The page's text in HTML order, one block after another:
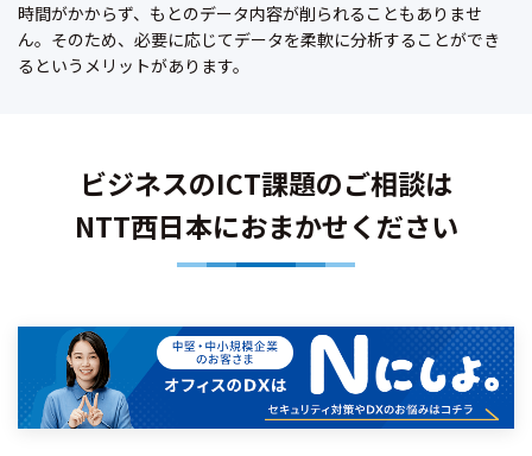
時間がかからず、もとのデータ内容が削られることもありませ
ん。そのため、必要に応じてデータを柔軟に分析することができ
るというメリットがあります。
ビジネスのICT課題のご相談は
NTT西日本におまかせください